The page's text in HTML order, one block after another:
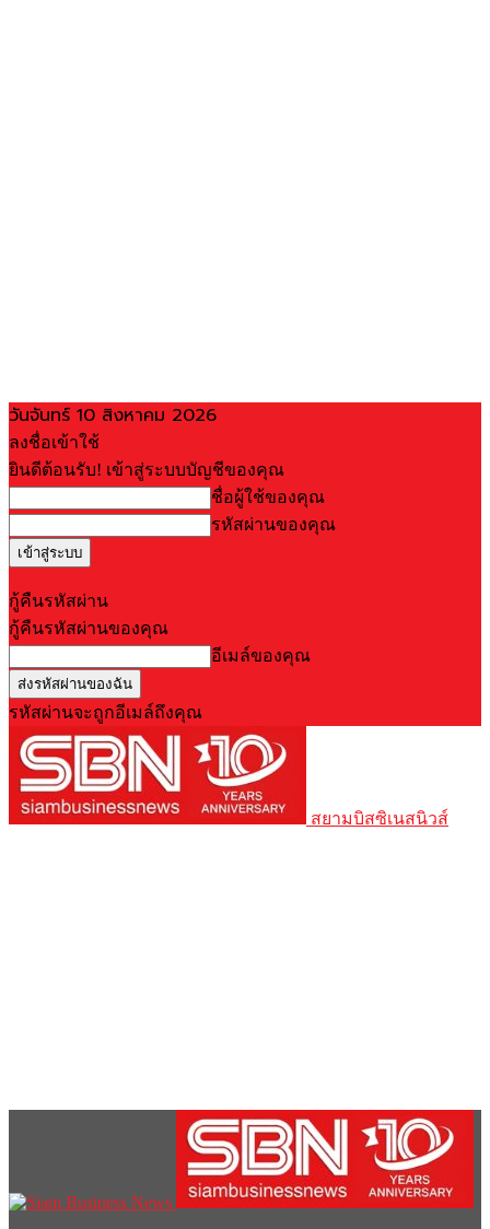
วันจันทร์ 10 สิงหาคม 2026
ลงชื่อเข้าใช้
ยินดีต้อนรับ! เข้าสู่ระบบบัญชีของคุณ
ชื่อผู้ใช้ของคุณ
รหัสผ่านของคุณ
กู้คืนรหัสผ่าน
กู้คืนรหัสผ่านของคุณ
อีเมล์ของคุณ
รหัสผ่านจะถูกอีเมล์ถึงคุณ
สยามบิสซิเนสนิวส์